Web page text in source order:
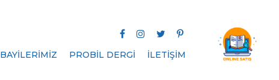
BAYİLERİMİZ PROBİL DERGİ İLETİŞİM